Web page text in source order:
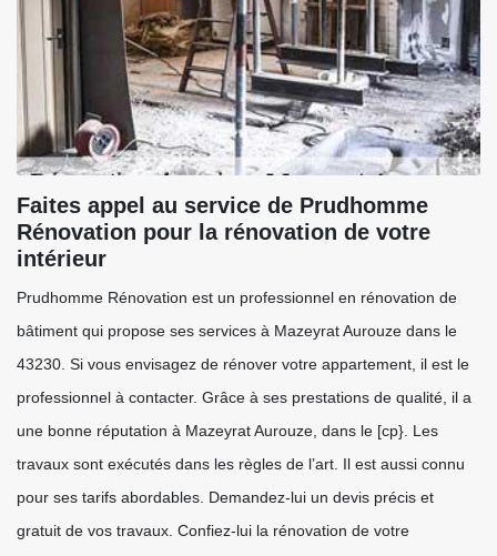
Faites appel au service de Prudhomme
Rénovation pour la rénovation de votre
intérieur
Prudhomme Rénovation est un professionnel en rénovation de
bâtiment qui propose ses services à Mazeyrat Aurouze dans le
43230. Si vous envisagez de rénover votre appartement, il est le
professionnel à contacter. Grâce à ses prestations de qualité, il a
une bonne réputation à Mazeyrat Aurouze, dans le [cp}. Les
travaux sont exécutés dans les règles de l’art. Il est aussi connu
pour ses tarifs abordables. Demandez-lui un devis précis et
gratuit de vos travaux. Confiez-lui la rénovation de votre